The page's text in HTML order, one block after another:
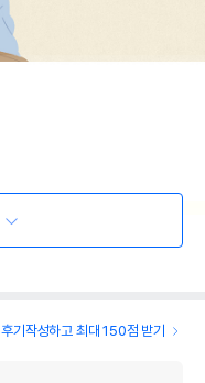
후기작성하고 최대 150점 받기